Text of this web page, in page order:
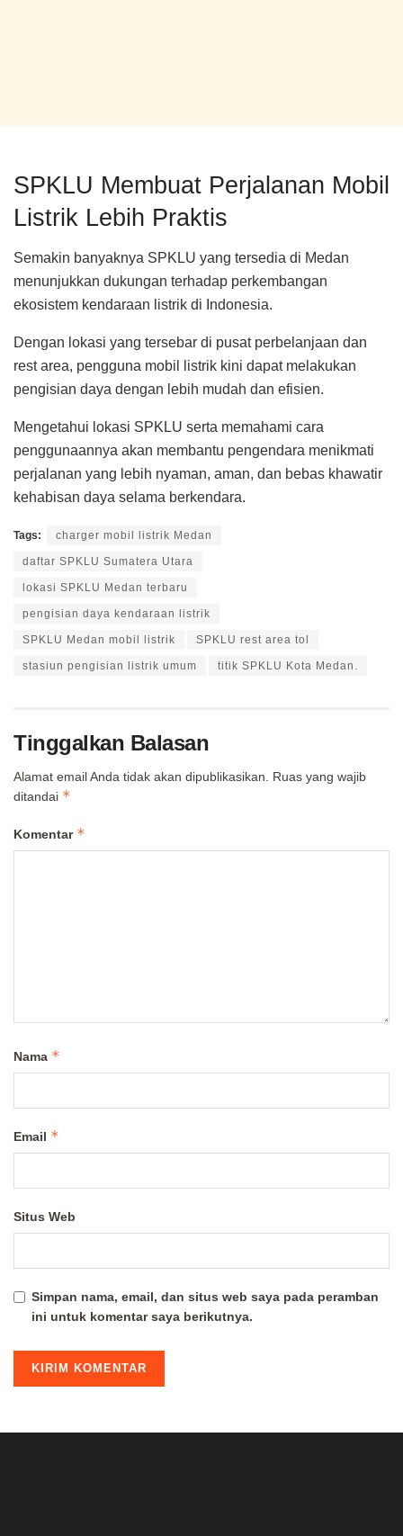
SPKLU Membuat Perjalanan Mobil
Listrik Lebih Praktis
Semakin banyaknya SPKLU yang tersedia di Medan
menunjukkan dukungan terhadap perkembangan
ekosistem kendaraan listrik di Indonesia.
Dengan lokasi yang tersebar di pusat perbelanjaan dan
rest area, pengguna mobil listrik kini dapat melakukan
pengisian daya dengan lebih mudah dan efisien.
Mengetahui lokasi SPKLU serta memahami cara
penggunaannya akan membantu pengendara menikmati
perjalanan yang lebih nyaman, aman, dan bebas khawatir
kehabisan daya selama berkendara.
Tags: charger mobil listrik Medan
daftar SPKLU Sumatera Utara
lokasi SPKLU Medan terbaru
pengisian daya kendaraan listrik
SPKLU Medan mobil listrik SPKLU rest area tol
stasiun pengisian listrik umum titik SPKLU Kota Medan.
Tinggalkan Balasan
Alamat email Anda tidak akan dipublikasikan.
Ruas yang wajib
ditandai *
Komentar *
Nama *
Email *
Situs Web
Simpan nama, email, dan situs web saya pada peramban
ini untuk komentar saya berikutnya.